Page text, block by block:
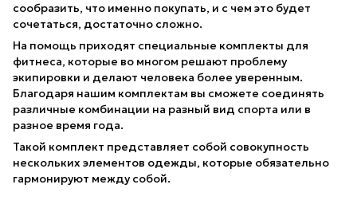
сообразить, что именно покупать, и с чем это будет
сочетаться, достаточно сложно.
На помощь приходят специальные комплекты для
фитнеса, которые во многом решают проблему
экипировки и делают человека более уверенным.
Благодаря нашим комплектам вы сможете соединять
различные комбинации на разный вид спорта или в
разное время года.
Такой комплект представляет собой совокупность
нескольких элементов одежды, которые обязательно
гармонируют между собой.